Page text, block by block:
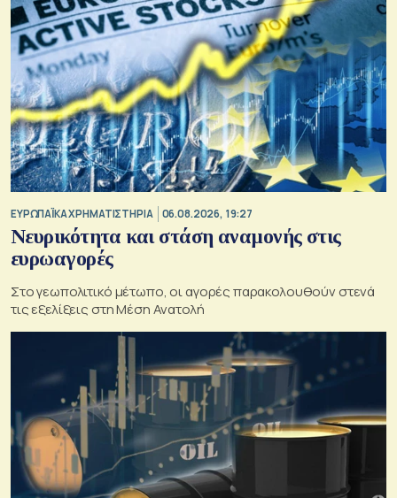
ΕΥΡΩΠΑΪΚΑ ΧΡΗΜΑΤΙΣΤΗΡΙΑ 06.08.2026, 19:27
Νευρικότητα και στάση αναμονής στις
ευρωαγορές
Στο γεωπολιτικό μέτωπο, οι αγορές παρακολουθούν στενά
τις εξελίξεις στη Μέση Ανατολή